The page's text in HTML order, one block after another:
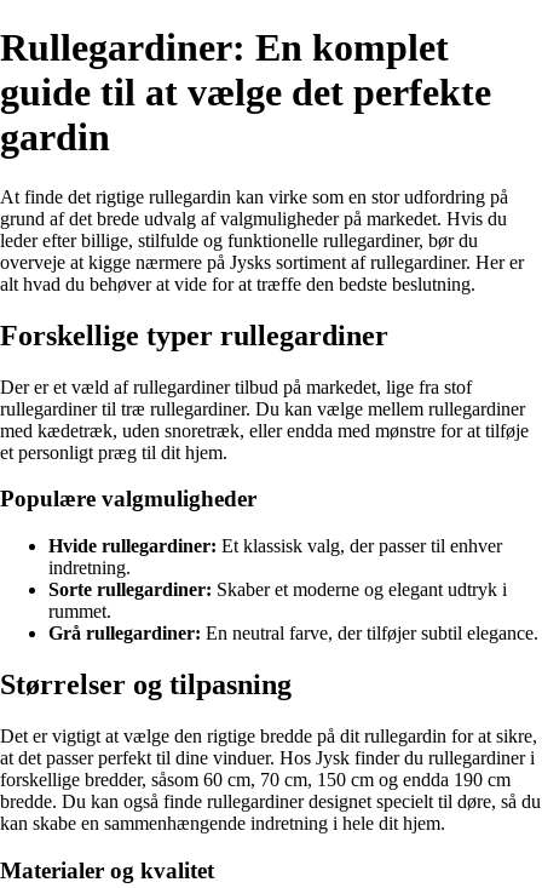
Rullegardiner: En komplet
guide til at vælge det perfekte
gardin
At finde det rigtige rullegardin kan virke som en stor udfordring på
grund af det brede udvalg af valgmuligheder på markedet. Hvis du
leder efter billige, stilfulde og funktionelle rullegardiner, bør du
overveje at kigge nærmere på Jysks sortiment af rullegardiner. Her er
alt hvad du behøver at vide for at træffe den bedste beslutning.
Forskellige typer rullegardiner
Der er et væld af rullegardiner tilbud på markedet, lige fra stof
rullegardiner til træ rullegardiner. Du kan vælge mellem rullegardiner
med kædetræk, uden snoretræk, eller endda med mønstre for at tilføje
et personligt præg til dit hjem.
Populære valgmuligheder
Hvide rullegardiner: Et klassisk valg, der passer til enhver
indretning.
Sorte rullegardiner: Skaber et moderne og elegant udtryk i
rummet.
Grå rullegardiner: En neutral farve, der tilføjer subtil elegance.
Størrelser og tilpasning
Det er vigtigt at vælge den rigtige bredde på dit rullegardin for at sikre,
at det passer perfekt til dine vinduer. Hos Jysk finder du rullegardiner i
forskellige bredder, såsom 60 cm, 70 cm, 150 cm og endda 190 cm
bredde. Du kan også finde rullegardiner designet specielt til døre, så du
kan skabe en sammenhængende indretning i hele dit hjem.
Materialer og kvalitet